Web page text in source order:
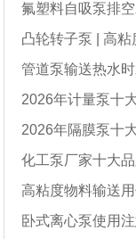
氟塑料自吸泵排
凸轮转子泵 | 高
管道泵输送热水
2026年计量泵十
2026年隔膜泵十
化工泵厂家十大
高粘度物料输送
卧式离心泵使用